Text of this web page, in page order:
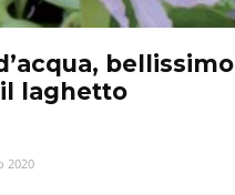
bellissimo
laghetto
2020